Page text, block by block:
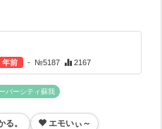
年前 - №5187 2167
バーシティ蘇我
る。 エモいぃ～